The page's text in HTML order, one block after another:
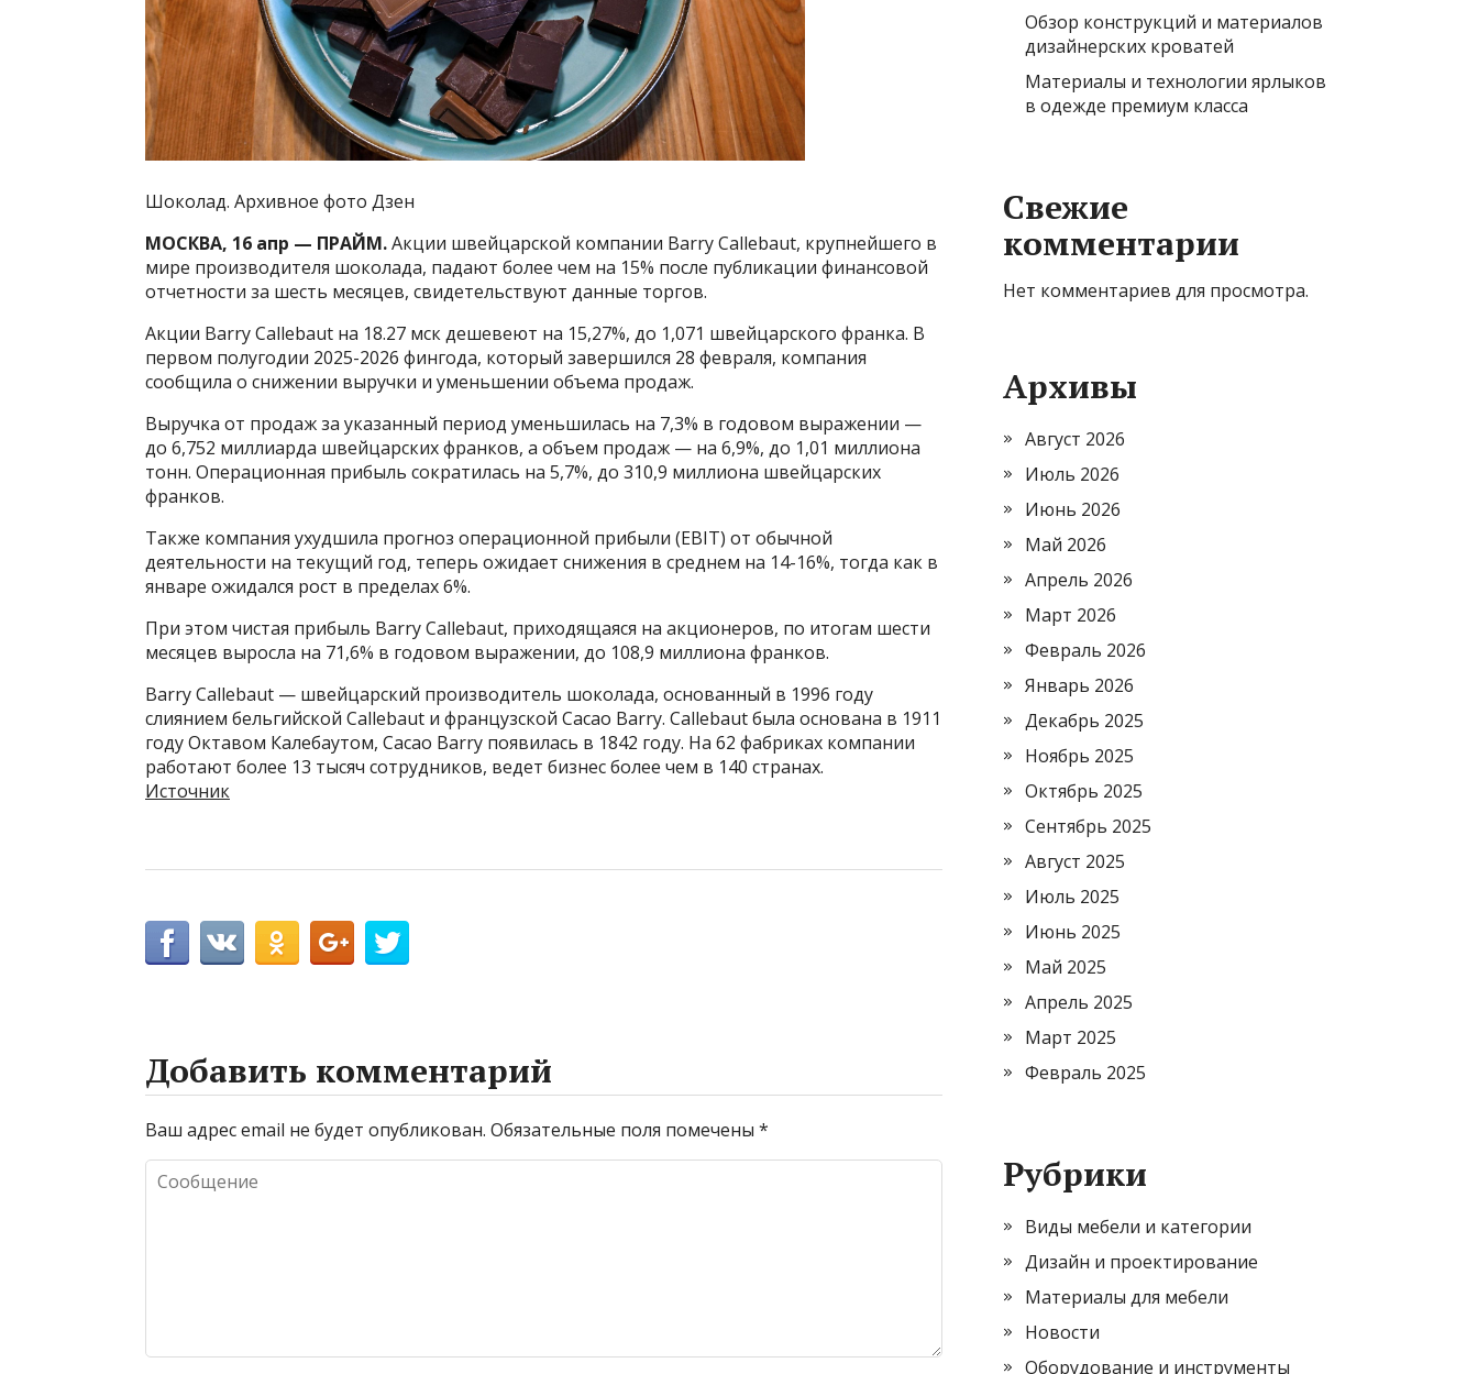
Шоколад. Архивное фото Дзен
МОСКВА, 16 апр — ПРАЙМ.Акции швейцарской компании Barry Callebaut, крупнейшего в
мире производителя шоколада, падают более чем на 15% после публикации финансовой
отчетности за шесть месяцев, свидетельствуют данные торгов.
Акции Barry Callebaut на 18.27 мск дешевеют на 15,27%, до 1,071 швейцарского франка. В
первом полугодии 2025-2026 фингода, который завершился 28 февраля, компания
сообщила о снижении выручки и уменьшении объема продаж.
Выручка от продаж за указанный период уменьшилась на 7,3% в годовом выражении —
до 6,752 миллиарда швейцарских франков, а объем продаж — на 6,9%, до 1,01 миллиона
тонн. Операционная прибыль сократилась на 5,7%, до 310,9 миллиона швейцарских
франков.
Также компания ухудшила прогноз операционной прибыли (EBIT) от обычной
деятельности на текущий год, теперь ожидает снижения в среднем на 14-16%, тогда как в
январе ожидался рост в пределах 6%.
При этом чистая прибыль Barry Callebaut, приходящаяся на акционеров, по итогам шести
месяцев выросла на 71,6% в годовом выражении, до 108,9 миллиона франков.
Barry Callebaut — швейцарский производитель шоколада, основанный в 1996 году
слиянием бельгийской Callebaut и французской Cacao Barry. Callebaut была основана в 1911
году Октавом Калебаутом, Cacao Barry появилась в 1842 году. На 62 фабриках компании
работают более 13 тысяч сотрудников, ведет бизнес более чем в 140 странах.
Источник
Добавить комментарий
Ваш адрес email не будет опубликован. Обязательные поля помечены *
Обзор конструкций и материалов
дизайнерских кроватей
Материалы и технологии ярлыков
в одежде премиум класса
Свежие
комментарии
Нет комментариев для просмотра.
Архивы
Август 2026
Июль 2026
Июнь 2026
Май 2026
Апрель 2026
Март 2026
Февраль 2026
Январь 2026
Декабрь 2025
Ноябрь 2025
Октябрь 2025
Сентябрь 2025
Август 2025
Июль 2025
Июнь 2025
Май 2025
Апрель 2025
Март 2025
Февраль 2025
Рубрики
Виды мебели и категории
Дизайн и проектирование
Материалы для мебели
Новости
Оборудование и инструменты